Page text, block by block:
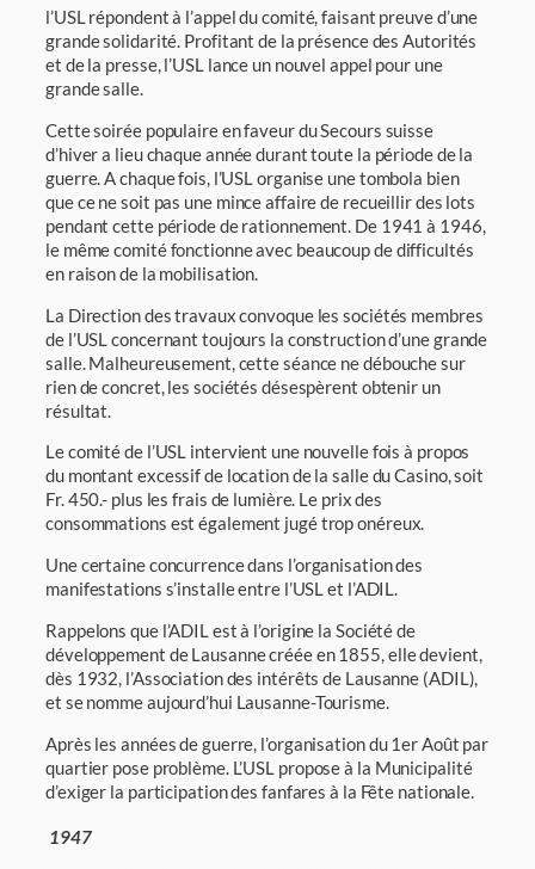
l’USL répondent à l’appel du comité, faisant preuve d’une
grande solidarité. Profitant de la présence des Autorités
et de la presse, l’USL lance un nouvel appel pour une
grande salle.
Cette soirée populaire en faveur du Secours suisse
d’hiver a lieu chaque année durant toute la période de la
guerre. A chaque fois, l’USL organise une tombola bien
que ce ne soit pas une mince affaire de recueillir des lots
pendant cette période de rationnement. De 1941 à 1946,
le même comité fonctionne avec beaucoup de difficultés
en raison de la mobilisation.
La Direction des travaux convoque les sociétés membres
de l’USL concernant toujours la construction d’une grande
salle. Malheureusement, cette séance ne débouche sur
rien de concret, les sociétés désespèrent obtenir un
résultat.
Le comité de l’USL intervient une nouvelle fois à propos
du montant excessif de location de la salle du Casino, soit
Fr. 450.- plus les frais de lumière. Le prix des
consommations est également jugé trop onéreux.
Une certaine concurrence dans l’organisation des
manifestations s’installe entre l’USL et l’ADIL.
Rappelons que l’ADIL est à l’origine la Société de
développement de Lausanne créée en 1855, elle devient,
dès 1932, l’Association des intérêts de Lausanne (ADIL),
et se nomme aujourd’hui Lausanne-Tourisme.
Après les années de guerre, l’organisation du 1er Août par
quartier pose problème. L’USL propose à la Municipalité
d’exiger la participation des fanfares à la Fête nationale.
1947